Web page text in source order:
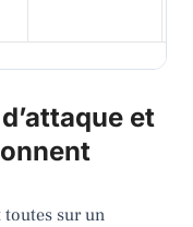
et
toutes sur un